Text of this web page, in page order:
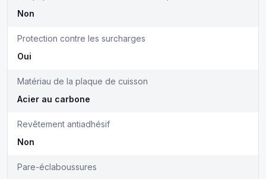
Non
Protection contre les surcharges
Oui
Matériau de la plaque de cuisson
Acier au carbone
Revêtement antiadhésif
Non
Pare-éclaboussures